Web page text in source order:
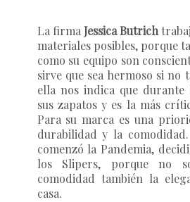
La firma Jessica Butrich
materiales posibles, porque
como su equipo son
sirve que sea hermoso si no
ella nos indica que durante
sus zapatos y es la más
Para su marca es una
durabilidad y la
comenzó la Pandemia,
los Slipers, porque no
comodidad también la
casa.